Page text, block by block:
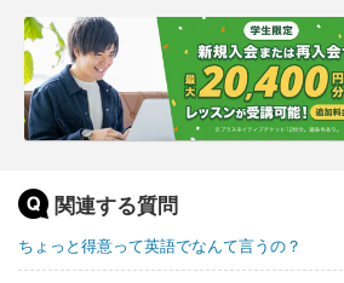
関連する質問
ちょっと得意って英語でなんて言うの？